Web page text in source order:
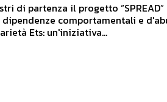
di partenza il progetto
comportamentali e
Ets: un'iniziativa...